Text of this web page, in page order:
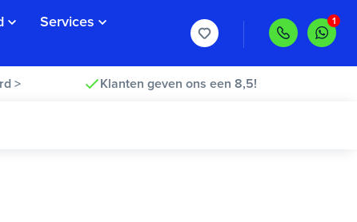
Services
> Klanten geven ons een 8,5!